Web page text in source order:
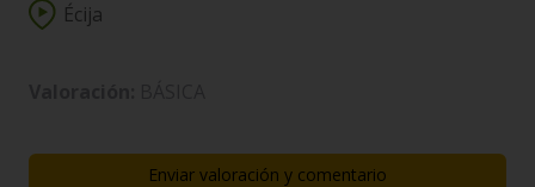
Écija
Enviar valoración y comentario